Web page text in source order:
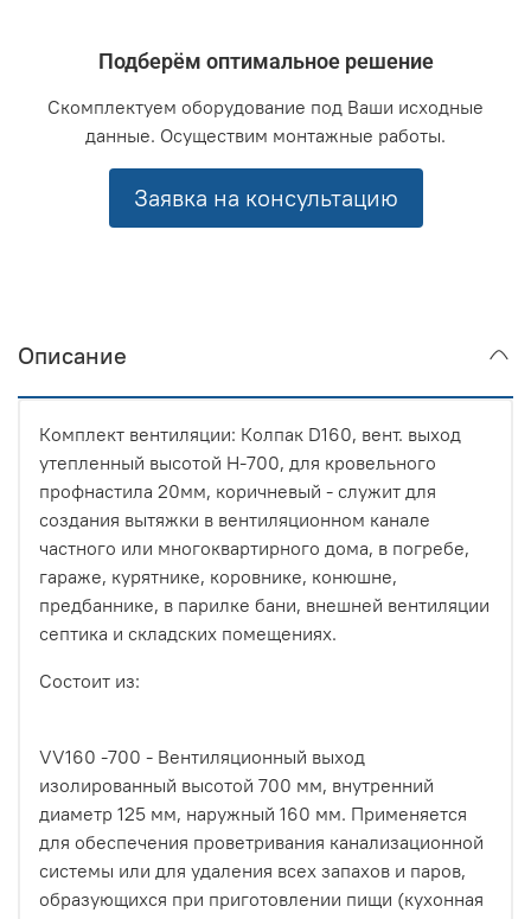
Подберём оптимальное решение
Скомплектуем оборудование под Ваши исходные
данные. Осуществим монтажные работы.
Заявка на консультацию
Описание
Комплект вентиляции: Колпак D160, вент. выход
утепленный высотой Н-700, для кровельного
профнастила 20мм, коричневый - служит для
создания вытяжки в вентиляционном канале
частного или многоквартирного дома, в погребе,
гараже, курятнике, коровнике, конюшне,
предбаннике, в парилке бани, внешней вентиляции
септика и складских помещениях.
Состоит из:
VV160 -700 - Вентиляционный выход
изолированный высотой 700 мм, внутренний
диаметр 125 мм, наружный 160 мм. Применяется
для обеспечения проветривания канализационной
системы или для удаления всех запахов и паров,
образующихся при приготовлении пищи (кухонная